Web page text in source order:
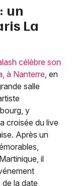
un
La
célèbre son
à Nanterre , en
salle
y
croisée du live
Après un
il
la date